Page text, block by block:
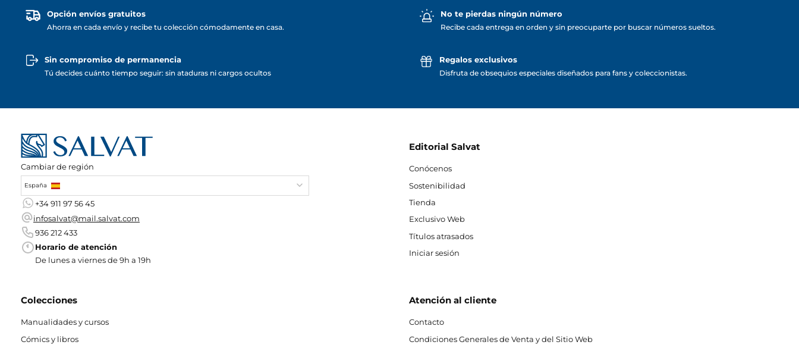
Opción envíos gratuitos
Ahorra en cada envío y recibe tu colección cómodamente en casa.
No te pierdas ningún número
Recibe cada entrega en orden y sin preocuparte por buscar números sueltos.
Sin compromiso de permanencia
Tú decides cuánto tiempo seguir: sin ataduras ni cargos ocultos
Regalos exclusivos
Disfruta de obsequios especiales diseñados para fans y coleccionistas.
Cambiar de región
España
+34 911 97 56 45
infosalvat@mail.salvat.com
936 212 433
Horario de atención
De lunes a viernes de 9h a 19h
Editorial Salvat
Conócenos
Sostenibilidad
Tienda
Exclusivo Web
Títulos atrasados
Iniciar sesión
Colecciones
Manualidades y cursos
Cómics y libros
Atención al cliente
Contacto
Condiciones Generales de Venta y del Sitio Web